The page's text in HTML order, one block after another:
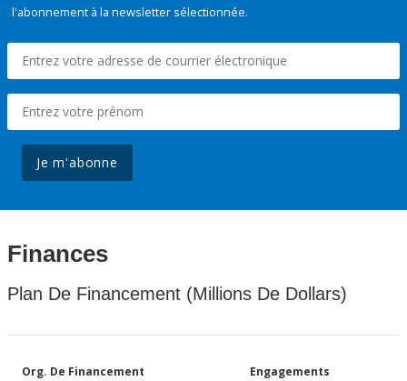
l'abonnement à la newsletter sélectionnée.
Je m'abonne
Finances
Plan De Financement (Millions De Dollars)
Org. De Financement Engagements